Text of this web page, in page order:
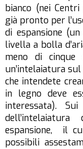
bianco (nei
già pronto per
di espansione
livella a bolla
meno di cinque
un’intelaiatura
che intendete
in legno deve
interessata).
espansione, il
possibili